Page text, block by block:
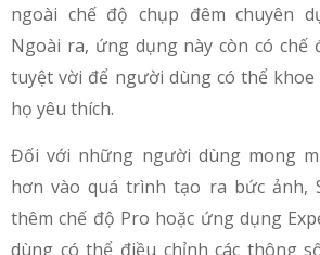
ngoài chế độ chụp đêm chuyên
Ngoài ra, ứng dụng này còn có chế
tuyệt vời để người dùng có thể
họ yêu thích.
Đối với những người dùng mong
hơn vào quá trình tạo ra bức ảnh,
thêm chế độ Pro hoặc ứng dụng
dùng có thể điều chỉnh các thông